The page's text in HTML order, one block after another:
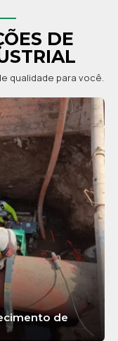
DE
qualidade para você.
de